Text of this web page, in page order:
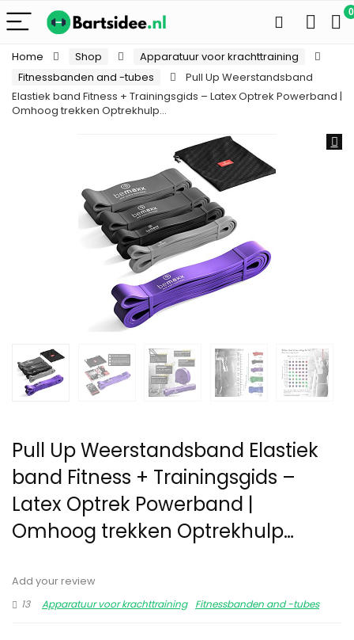
0
Home Shop
Apparatuur voor krachttraining
Fitnessbanden and -tubes
Pull Up Weerstandsband
Elastiek band Fitness + Trainingsgids – Latex Optrek Powerband |
Omhoog trekken Optrekhulp…
Pull Up Weerstandsband Elastiek
band Fitness + Trainingsgids –
Latex Optrek Powerband |
Omhoog trekken Optrekhulp…
Add your review
13
Apparatuur voor krachttraining Fitnessbanden and -tubes